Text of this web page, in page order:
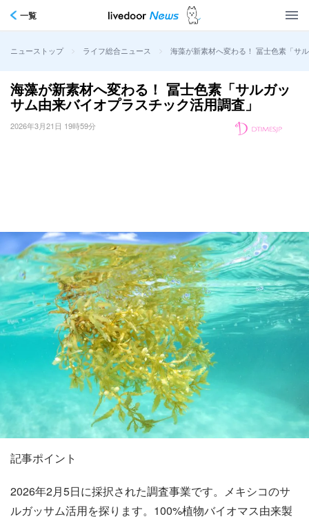
一覧
ニューストップ > ライフ総合ニュース > 海藻が新素材へ変わる！ 冨士色素「サ
海藻が新素材へ変わる！ 冨士色素「サルガッ
サム由来バイオプラスチック活用調査」
2026年3月21日 19時59分
記事ポイント
2026年2月5日に採択された調査事業です。メキシコのサ
ルガッサム活用を探ります。100%植物バイオマス由来製